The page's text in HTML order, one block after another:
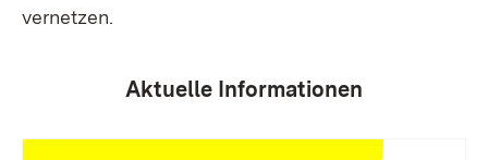
vernetzen.
Aktuelle Informationen